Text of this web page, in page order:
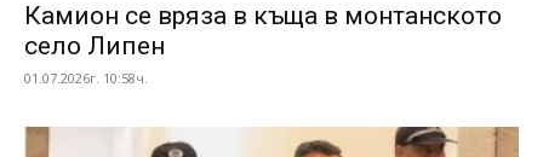
Камион се вряза в къща в монтанското
село Липен
01.07.2026г. 10:58ч.